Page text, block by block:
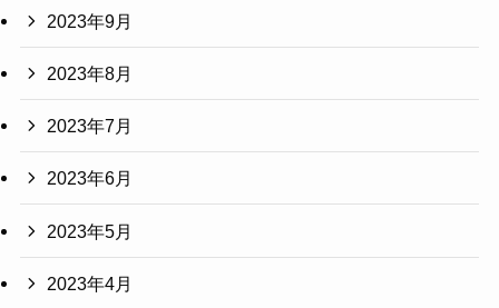
2023年9月
2023年8月
2023年7月
2023年6月
2023年5月
2023年4月